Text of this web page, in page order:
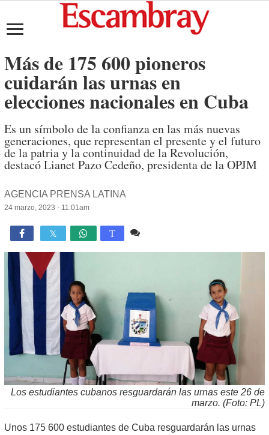
Más de 175 600 pioneros
cuidarán las urnas en
elecciones nacionales en Cuba
Es un símbolo de la confianza en las más nuevas
generaciones, que representan el presente y el futuro
de la patria y la continuidad de la Revolución,
destacó Lianet Pazo Cedeño, presidenta de la OPJM
AGENCIA PRENSA LATINA
24 marzo, 2023 - 11:01am
 T
Los estudiantes cubanos resguardarán las urnas este 26 de
marzo. (Foto: PL)
Unos 175 600 estudiantes de Cuba resguardarán las urnas